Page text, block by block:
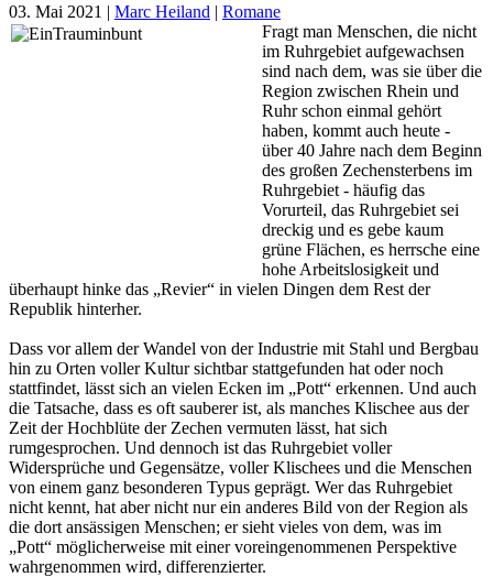
03. Mai 2021 | Marc Heiland | Romane
Fragt man Menschen, die nicht
im Ruhrgebiet aufgewachsen
sind nach dem, was sie über die
Region zwischen Rhein und
Ruhr schon einmal gehört
haben, kommt auch heute -
über 40 Jahre nach dem Beginn
des großen Zechensterbens im
Ruhrgebiet - häufig das
Vorurteil, das Ruhrgebiet sei
dreckig und es gebe kaum
grüne Flächen, es herrsche eine
hohe Arbeitslosigkeit und
überhaupt hinke das „Revier“ in vielen Dingen dem Rest der
Republik hinterher.
Dass vor allem der Wandel von der Industrie mit Stahl und Bergbau
hin zu Orten voller Kultur sichtbar stattgefunden hat oder noch
stattfindet, lässt sich an vielen Ecken im „Pott“ erkennen. Und auch
die Tatsache, dass es oft sauberer ist, als manches Klischee aus der
Zeit der Hochblüte der Zechen vermuten lässt, hat sich
rumgesprochen. Und dennoch ist das Ruhrgebiet voller
Widersprüche und Gegensätze, voller Klischees und die Menschen
von einem ganz besonderen Typus geprägt. Wer das Ruhrgebiet
nicht kennt, hat aber nicht nur ein anderes Bild von der Region als
die dort ansässigen Menschen; er sieht vieles von dem, was im
„Pott“ möglicherweise mit einer voreingenommenen Perspektive
wahrgenommen wird, differenzierter.